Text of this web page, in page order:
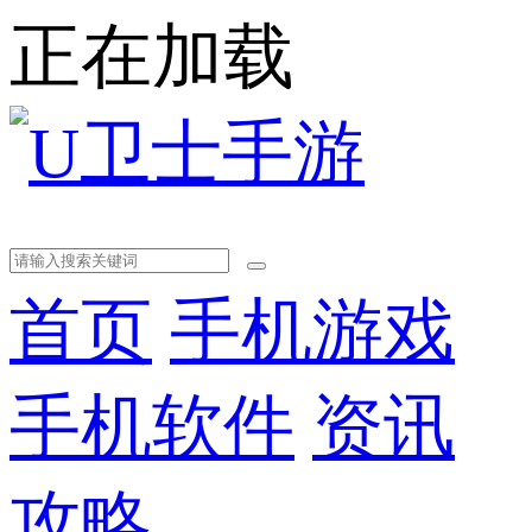
正在加载
首页 手机游戏
手机软件 资讯